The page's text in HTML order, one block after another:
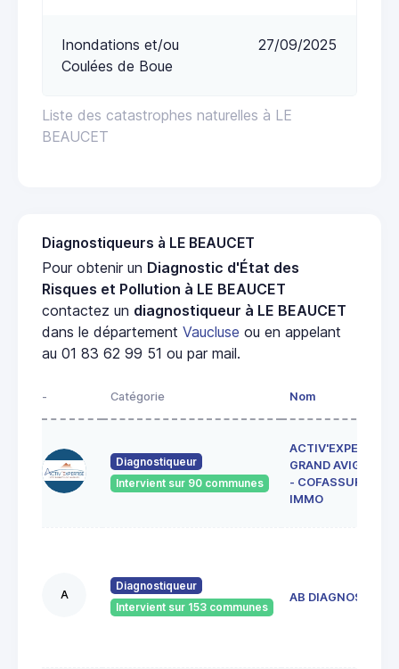
Liste des catastrophes naturelles à LE
BEAUCET
Inondations et/ou
Coulées de Boue
27/09/2025
Diagnostiqueurs à LE BEAUCET
Pour obtenir un Diagnostic d'État des
Risques et Pollution à LE BEAUCET
contactez un diagnostiqueur à LE BEAUCET
dans le département Vaucluse ou en appelant
au 01 83 62 99 51 ou par mail.
- Catégorie Nom
Diagnostiqueur
Intervient sur 90 communes
ACTIV'EXPERTISE
GRAND AVIGNON
- COFASSUR
IMMO
A
Diagnostiqueur
Intervient sur 153 communes
AB DIAGNOSTIC